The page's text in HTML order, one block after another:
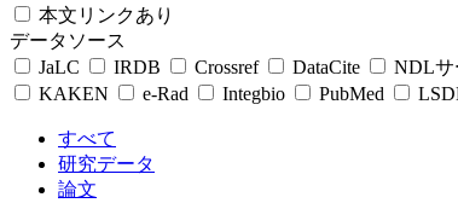
本文リンクあり
データソース
JaLC
IRDB Crossref DataCite NDLサ
KAKEN
e-Rad Integbio PubMed
すべて
研究データ
論文